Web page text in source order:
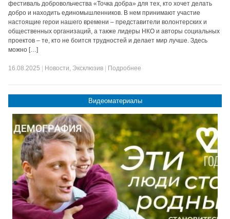
фестиваль добровольчества «Точка добра» для тех, кто хочет делать
добро и находить единомышленников. В нем принимают участие
настоящие герои нашего времени – представители волонтерских и
общественных организаций, а также лидеры НКО и авторы социальных
проектов – те, кто не боится трудностей и делает мир лучше. Здесь
можно […]
16.08.2025 Новости, Эксклюзив Подробнее
Видеоматериалы